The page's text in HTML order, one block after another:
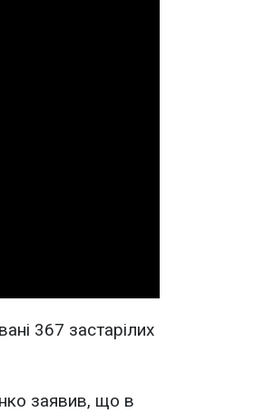
367 застарілих
заявив, що в